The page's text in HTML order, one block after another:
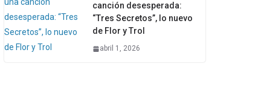
canción desesperada:
“Tres Secretos”, lo nuevo
de Flor y Trol
abril 1, 2026